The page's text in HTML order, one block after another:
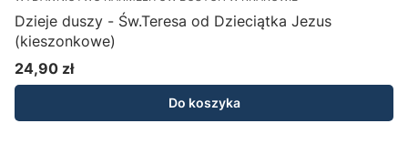
Dzieje duszy - Św.Teresa od Dzieciątka Jezus
(kieszonkowe)
Cena
24,90 zł
Do koszyka